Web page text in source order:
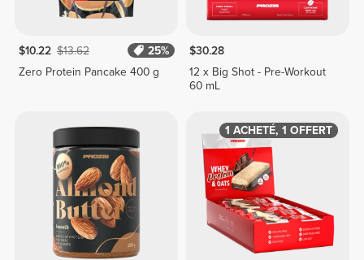
$10.22 $13.62
25%
Zero Protein Pancake 400 g
$30.28
12 x Big Shot - Pre-Workout
60 mL
1 ACHETÉ, 1 OFFERT